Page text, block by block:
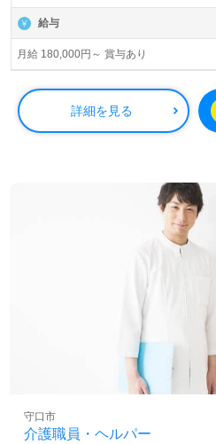
給与
月給 180,000円～ 賞与あり
詳細を見る
介護職員・ヘルパー
守口市